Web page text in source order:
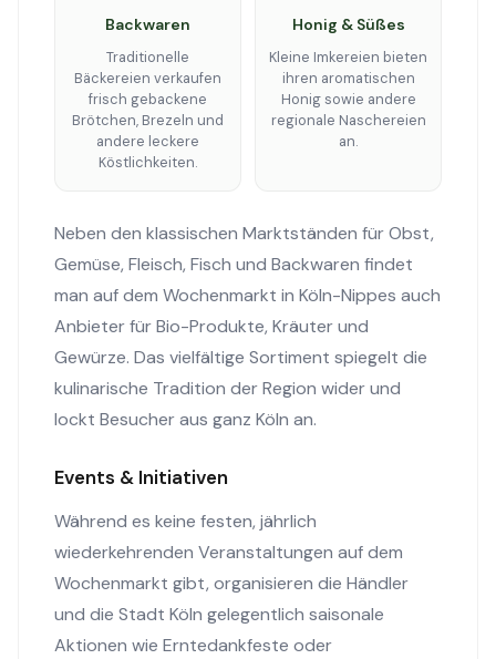
Backwaren
Traditionelle
Bäckereien verkaufen
frisch gebackene
Brötchen, Brezeln und
andere leckere
Köstlichkeiten.
Honig & Süßes
Kleine Imkereien bieten
ihren aromatischen
Honig sowie andere
regionale Naschereien
an.
Neben den klassischen Marktständen für Obst,
Gemüse, Fleisch, Fisch und Backwaren findet
man auf dem Wochenmarkt in Köln-Nippes auch
Anbieter für Bio-Produkte, Kräuter und
Gewürze. Das vielfältige Sortiment spiegelt die
kulinarische Tradition der Region wider und
lockt Besucher aus ganz Köln an.
Events & Initiativen
Während es keine festen, jährlich
wiederkehrenden Veranstaltungen auf dem
Wochenmarkt gibt, organisieren die Händler
und die Stadt Köln gelegentlich saisonale
Aktionen wie Erntedankfeste oder